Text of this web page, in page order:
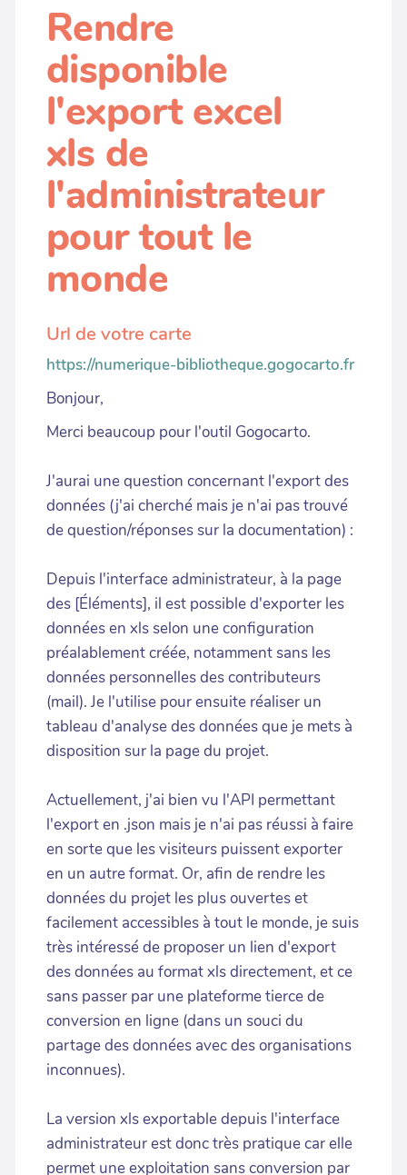
Rendre
disponible
l'export excel
xls de
l'administrateur
pour tout le
monde
Url de votre carte
https://numerique-bibliotheque.gogocarto.fr
Bonjour,
Merci beaucoup pour l'outil Gogocarto.
J'aurai une question concernant l'export des
données (j'ai cherché mais je n'ai pas trouvé
de question/réponses sur la documentation) :
Depuis l'interface administrateur, à la page
des [Éléments], il est possible d'exporter les
données en xls selon une configuration
préalablement créée, notamment sans les
données personnelles des contributeurs
(mail). Je l'utilise pour ensuite réaliser un
tableau d'analyse des données que je mets à
disposition sur la page du projet.
Actuellement, j'ai bien vu l'API permettant
l'export en .json mais je n'ai pas réussi à faire
en sorte que les visiteurs puissent exporter
en un autre format. Or, afin de rendre les
données du projet les plus ouvertes et
facilement accessibles à tout le monde, je suis
très intéressé de proposer un lien d'export
des données au format xls directement, et ce
sans passer par une plateforme tierce de
conversion en ligne (dans un souci du
partage des données avec des organisations
inconnues).
La version xls exportable depuis l'interface
administrateur est donc très pratique car elle
permet une exploitation sans conversion par